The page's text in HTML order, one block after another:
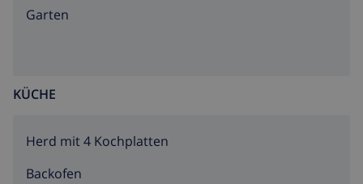
Garten
KÜCHE
Herd mit 4 Kochplatten
Backofen